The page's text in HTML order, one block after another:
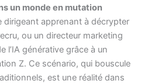
un monde en mutation
dirigeant apprenant à décrypter
ou un directeur marketing
l’IA générative grâce à un
Z. Ce scénario, qui bouscule
est une réalité dans